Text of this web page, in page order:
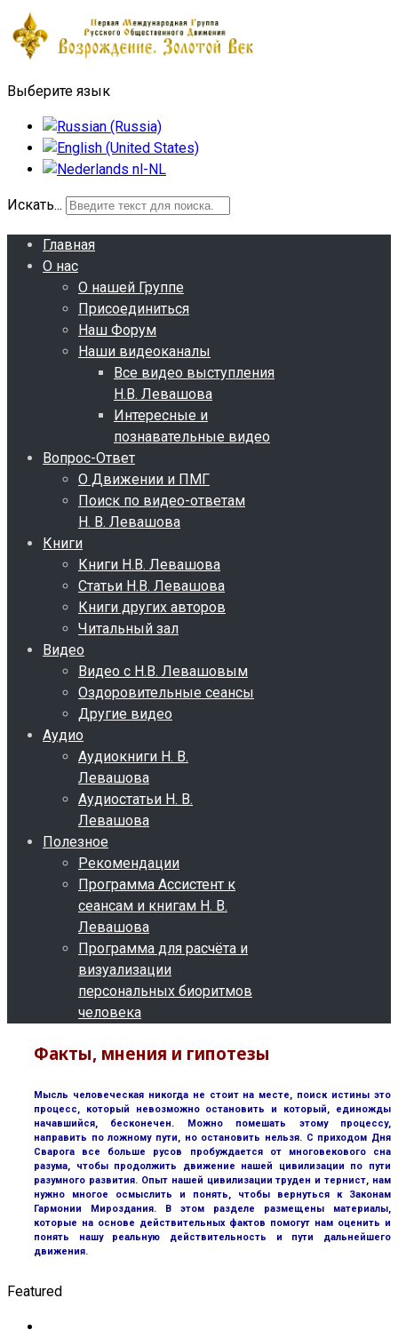
Выберите язык
Искать...
Главная
О нас
О нашей Группе
Присоединиться
Наш Форум
Наши видеоканалы
Все видео выступления
Н.В. Левашова
Интересные и
познавательные видео
Вопрос-Ответ
О Движении и ПМГ
Поиск по видео-ответам
Н. В. Левашова
Книги
Книги Н.В. Левашова
Статьи Н.В. Левашова
Книги других авторов
Читальный зал
Видео
Видео с Н.В. Левашовым
Оздоровительные сеансы
Другие видео
Аудио
Аудиокниги Н. В.
Левашова
Аудиостатьи Н. В.
Левашова
Полезное
Рекомендации
Программа Ассистент к
сеансам и книгам Н. В.
Левашова
Программа для расчёта и
визуализации
персональных биоритмов
человека
Факты, мнения и гипотезы
Мысль человеческая никогда не стоит на месте, поиск истины это
процесс, который невозможно остановить и который, единожды
начавшийся, бесконечен. Можно помешать этому процессу,
направить по ложному пути, но остановить нельзя. С приходом Дня
Сварога все больше русов пробуждается от многовекового сна
разума, чтобы продолжить движение нашей цивилизации по пути
разумного развития. Опыт нашей цивилизации труден и тернист, нам
нужно многое осмыслить и понять, чтобы вернуться к Законам
Гармонии Мироздания. В этом разделе размещены материалы,
которые на основе действительных фактов помогут нам оценить и
понять нашу реальную действительность и пути дальнейшего
движения.
Featured